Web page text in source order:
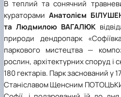
В теплий та сонячний
кураторами Анатолієм
та Людмилою ВАГАЛЮК
природи дендропарк
паркового мистецтва —
рослин, архітектурних споруд і
180 гектарів. Парк заснований у
Станіславом Щенсним